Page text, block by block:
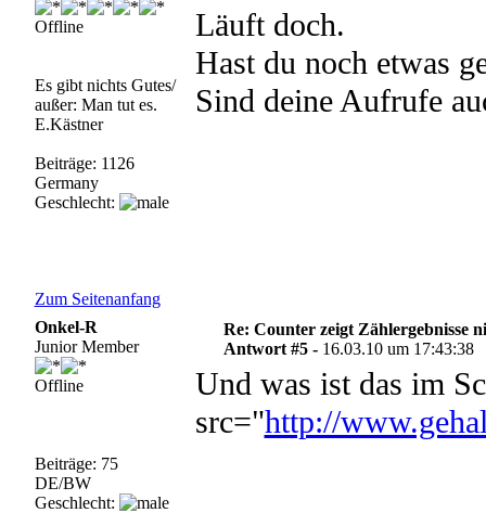
Offline
Es gibt nichts Gutes/
außer: Man tut es.
E.Kästner
Beiträge: 1126
Germany
Geschlecht:
Läuft doch.
Hast du noch etwas
Sind deine Aufrufe
Zum Seitenanfang
Onkel-R
Junior Member
Offline
Beiträge: 75
DE/BW
Geschlecht:
Re: Counter zeigt Zählergebnisse
Antwort #5 - 16.03.10 um 17:43:38
Und was ist das im
src="http://